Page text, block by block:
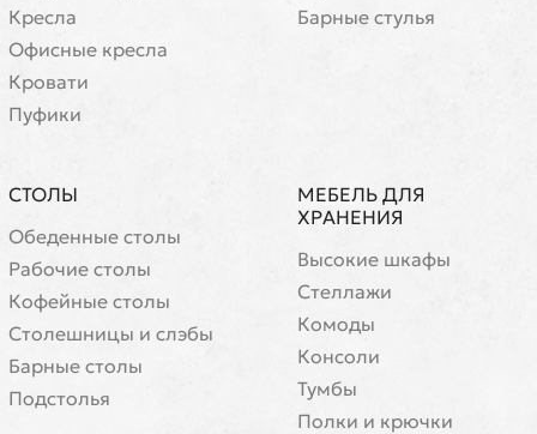
Кресла
Офисные кресла
Кровати
Пуфики
Барные стулья
СТОЛЫ
Обеденные столы
Рабочие столы
Кофейные столы
Cтолешницы и слэбы
Барные столы
Подстолья
МЕБЕЛЬ ДЛЯ
ХРАНЕНИЯ
Высокие шкафы
Стеллажи
Комоды
Консоли
Тумбы
Полки и крючки